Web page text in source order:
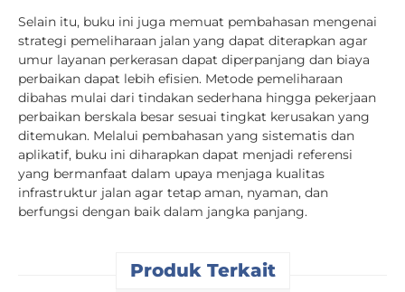
Selain itu, buku ini juga memuat pembahasan mengenai
strategi pemeliharaan jalan yang dapat diterapkan agar
umur layanan perkerasan dapat diperpanjang dan biaya
perbaikan dapat lebih efisien. Metode pemeliharaan
dibahas mulai dari tindakan sederhana hingga pekerjaan
perbaikan berskala besar sesuai tingkat kerusakan yang
ditemukan. Melalui pembahasan yang sistematis dan
aplikatif, buku ini diharapkan dapat menjadi referensi
yang bermanfaat dalam upaya menjaga kualitas
infrastruktur jalan agar tetap aman, nyaman, dan
berfungsi dengan baik dalam jangka panjang.
Produk Terkait